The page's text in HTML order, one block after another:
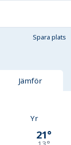
Spara plats
Jämför
Yr
21°